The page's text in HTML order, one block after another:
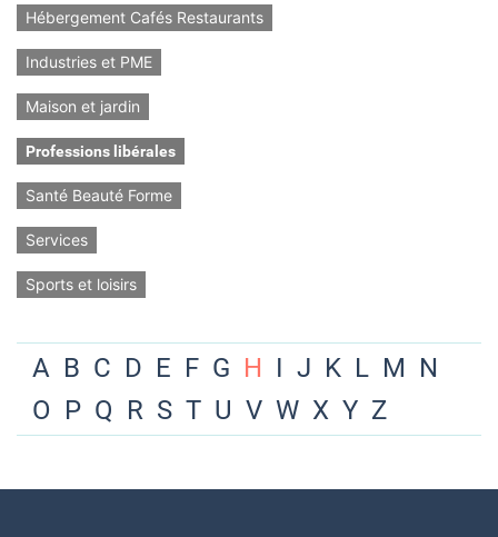
Hébergement Cafés Restaurants
Industries et PME
Maison et jardin
Professions libérales
Santé Beauté Forme
Services
Sports et loisirs
A B C D E F G H I J K L M N
O P Q R S T U V W X Y Z